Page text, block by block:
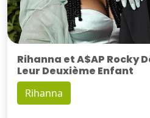
Rihanna et A$AP Rocky
Leur Deuxième Enfant
Rihanna